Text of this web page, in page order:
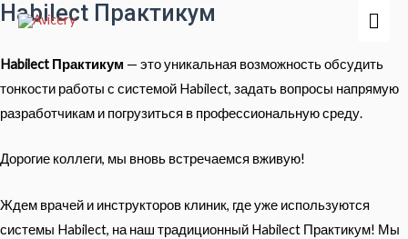
Habilect Практикум
Habilect Практикум — это уникальная возможность обсудить
тонкости работы с системой Habilect, задать вопросы напрямую
разработчикам и погрузиться в профессиональную среду.
Дорогие коллеги, мы вновь встречаемся вживую!
Ждем врачей и инструкторов клиник, где уже используются
системы Habilect, на наш традиционный Habilect Практикум! Мы